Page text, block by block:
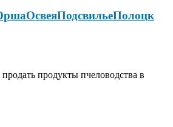
ОсвеяПодсвильеПолоцк
продукты пчеловодства в